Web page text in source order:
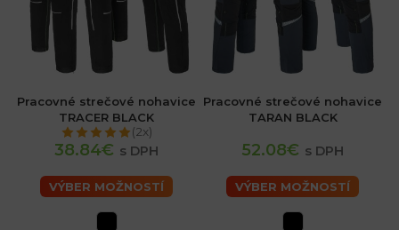
Pracovné strečové nohavice
TRACER BLACK
(2x)
38.84€ s DPH
VÝBER MOŽNOSTÍ
Pracovné strečové nohavice
TARAN BLACK
52.08€ s DPH
VÝBER MOŽNOSTÍ